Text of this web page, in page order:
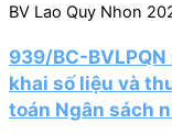
BV Lao Quy Nhon
939/BC-
khai số liệu và
toán Ngân sách